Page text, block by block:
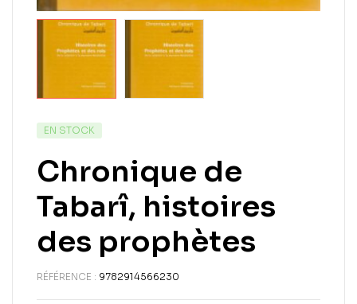
EN STOCK
Chronique de
Tabarî, histoires
des prophètes
RÉFÉRENCE : 9782914566230